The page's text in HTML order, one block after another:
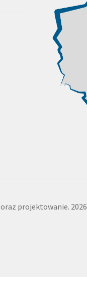
projektowanie. 2026